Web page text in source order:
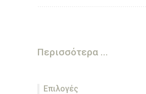
Περισσότερα ...
Επιλογές